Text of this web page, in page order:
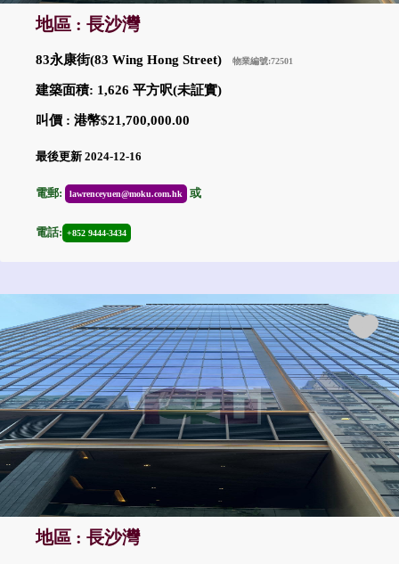
地區 : 長沙灣
83永康街(83 Wing Hong Street) 物業編號:72501
建築面積: 1,626 平方呎(未証實)
叫價 : 港幣$21,700,000.00
最後更新 2024-12-16
電郵: lawrenceyuen@moku.com.hk 或
電話: +852 9444-3434
地區 : 長沙灣